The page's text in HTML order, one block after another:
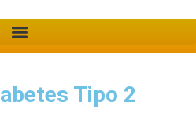
Tipo 2